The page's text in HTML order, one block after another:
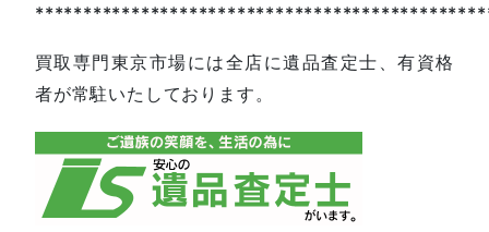
買取専門東京市場には全店に遺品査定士、有資格
者が常駐いたしております。